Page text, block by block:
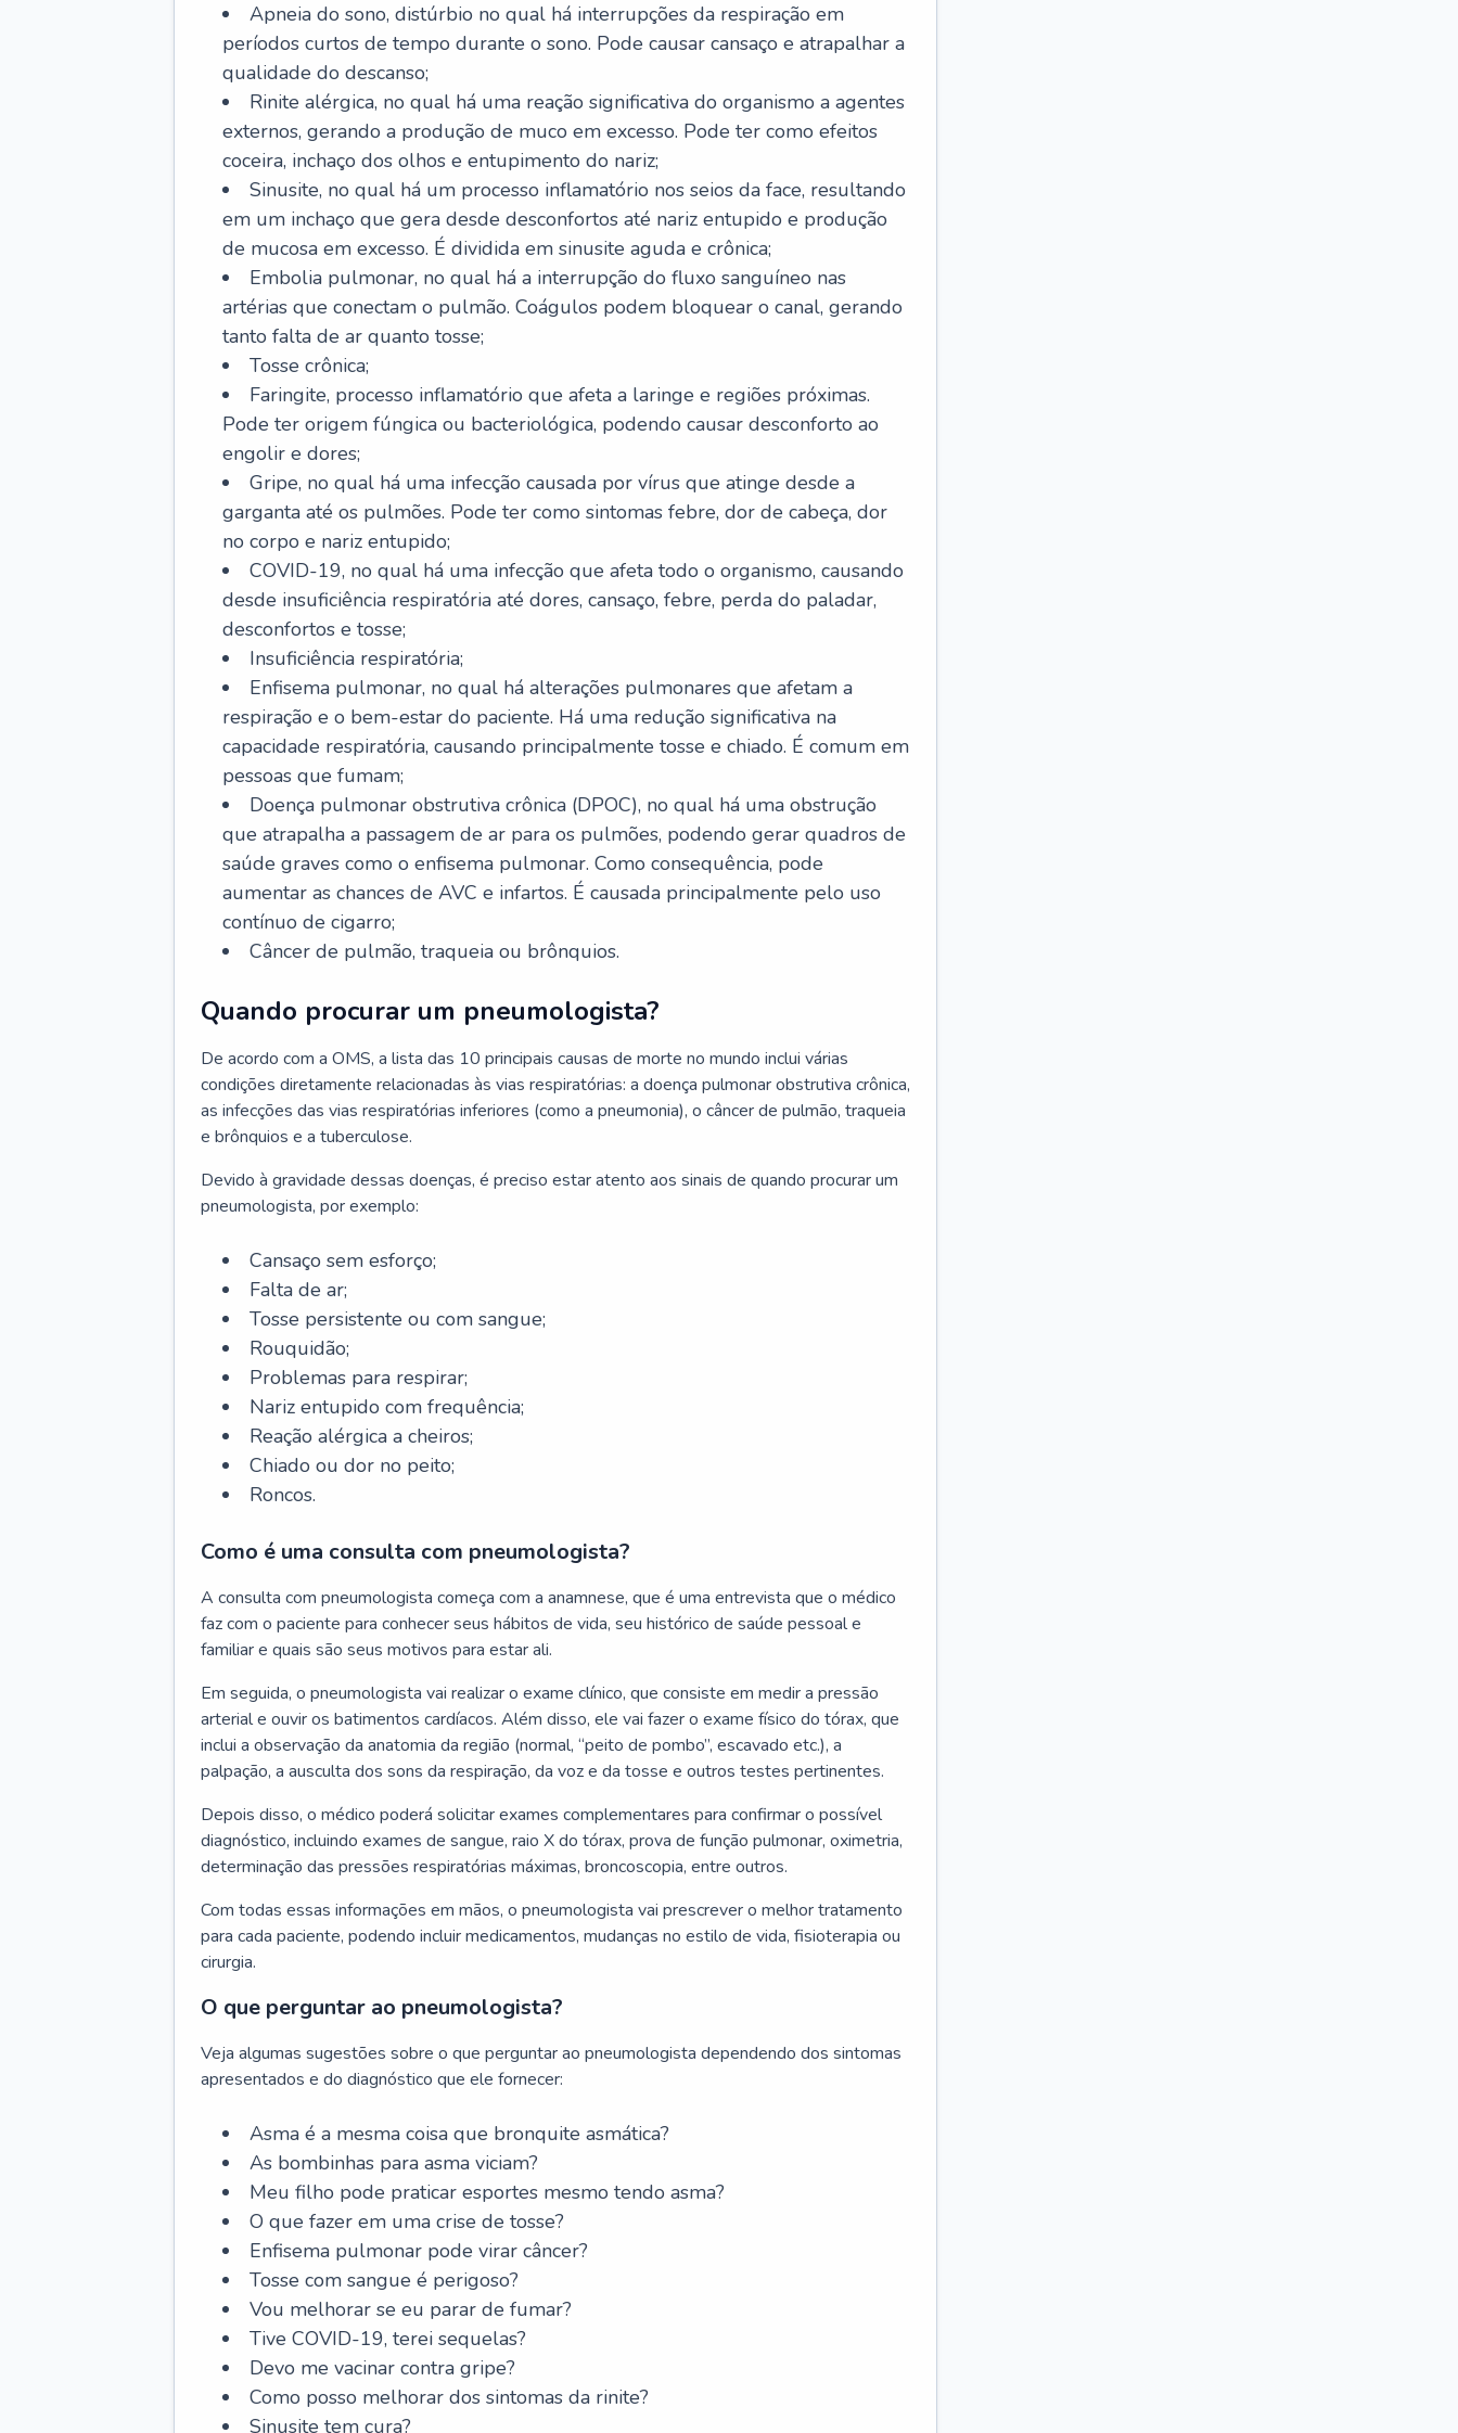
Apneia do sono, distúrbio no qual há interrupções da respiração em
períodos curtos de tempo durante o sono. Pode causar cansaço e atrapalhar a
qualidade do descanso;
Rinite alérgica, no qual há uma reação significativa do organismo a agentes
externos, gerando a produção de muco em excesso. Pode ter como efeitos
coceira, inchaço dos olhos e entupimento do nariz;
Sinusite, no qual há um processo inflamatório nos seios da face, resultando
em um inchaço que gera desde desconfortos até nariz entupido e produção
de mucosa em excesso. É dividida em sinusite aguda e crônica;
Embolia pulmonar, no qual há a interrupção do fluxo sanguíneo nas
artérias que conectam o pulmão. Coágulos podem bloquear o canal, gerando
tanto falta de ar quanto tosse;
Tosse crônica;
Faringite, processo inflamatório que afeta a laringe e regiões próximas.
Pode ter origem fúngica ou bacteriológica, podendo causar desconforto ao
engolir e dores;
Gripe, no qual há uma infecção causada por vírus que atinge desde a
garganta até os pulmões. Pode ter como sintomas febre, dor de cabeça, dor
no corpo e nariz entupido;
COVID-19, no qual há uma infecção que afeta todo o organismo, causando
desde insuficiência respiratória até dores, cansaço, febre, perda do paladar,
desconfortos e tosse;
Insuficiência respiratória;
Enfisema pulmonar, no qual há alterações pulmonares que afetam a
respiração e o bem-estar do paciente. Há uma redução significativa na
capacidade respiratória, causando principalmente tosse e chiado. É comum em
pessoas que fumam;
Doença pulmonar obstrutiva crônica (DPOC), no qual há uma obstrução
que atrapalha a passagem de ar para os pulmões, podendo gerar quadros de
saúde graves como o enfisema pulmonar. Como consequência, pode
aumentar as chances de AVC e infartos. É causada principalmente pelo uso
contínuo de cigarro;
Câncer de pulmão, traqueia ou brônquios.
Quando procurar um pneumologista?
De acordo com a OMS, a lista das 10 principais causas de morte no mundo inclui várias
condições diretamente relacionadas às vias respiratórias: a doença pulmonar obstrutiva crônica,
as infecções das vias respiratórias inferiores (como a pneumonia), o câncer de pulmão, traqueia
e brônquios e a tuberculose.
Devido à gravidade dessas doenças, é preciso estar atento aos sinais de quando procurar um
pneumologista, por exemplo:
Cansaço sem esforço;
Falta de ar;
Tosse persistente ou com sangue;
Rouquidão;
Problemas para respirar;
Nariz entupido com frequência;
Reação alérgica a cheiros;
Chiado ou dor no peito;
Roncos.
Como é uma consulta com pneumologista?
A consulta com pneumologista começa com a anamnese, que é uma entrevista que o médico
faz com o paciente para conhecer seus hábitos de vida, seu histórico de saúde pessoal e
familiar e quais são seus motivos para estar ali.
Em seguida, o pneumologista vai realizar o exame clínico, que consiste em medir a pressão
arterial e ouvir os batimentos cardíacos. Além disso, ele vai fazer o exame físico do tórax, que
inclui a observação da anatomia da região (normal, “peito de pombo”, escavado etc.), a
palpação, a ausculta dos sons da respiração, da voz e da tosse e outros testes pertinentes.
Depois disso, o médico poderá solicitar exames complementares para confirmar o possível
diagnóstico, incluindo exames de sangue, raio X do tórax, prova de função pulmonar, oximetria,
determinação das pressões respiratórias máximas, broncoscopia, entre outros.
Com todas essas informações em mãos, o pneumologista vai prescrever o melhor tratamento
para cada paciente, podendo incluir medicamentos, mudanças no estilo de vida, fisioterapia ou
cirurgia.
O que perguntar ao pneumologista?
Veja algumas sugestões sobre o que perguntar ao pneumologista dependendo dos sintomas
apresentados e do diagnóstico que ele fornecer:
Asma é a mesma coisa que bronquite asmática?
As bombinhas para asma viciam?
Meu filho pode praticar esportes mesmo tendo asma?
O que fazer em uma crise de tosse?
Enfisema pulmonar pode virar câncer?
Tosse com sangue é perigoso?
Vou melhorar se eu parar de fumar?
Tive COVID-19, terei sequelas?
Devo me vacinar contra gripe?
Como posso melhorar dos sintomas da rinite?
Sinusite tem cura?